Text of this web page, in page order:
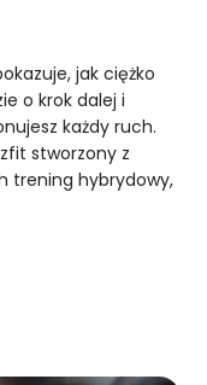
jak ciężko
o krok dalej i
każdy ruch.
stworzony z
trening hybrydowy,